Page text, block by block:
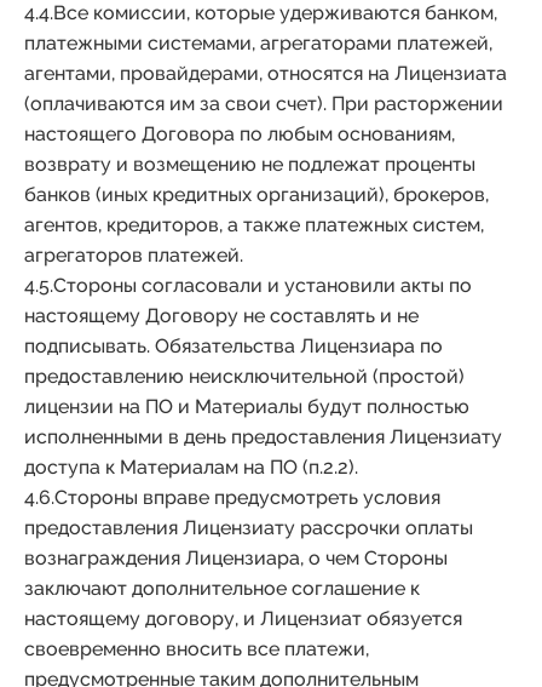
4.4.Все комиссии, которые удерживаются банком,
платежными системами, агрегаторами платежей,
агентами, провайдерами, относятся на Лицензиата
(оплачиваются им за свои счет). При расторжении
настоящего Договора по любым основаниям,
возврату и возмещению не подлежат проценты
банков (иных кредитных организаций), брокеров,
агентов, кредиторов, а также платежных систем,
агрегаторов платежей.
4.5.Стороны согласовали и установили акты по
настоящему Договору не составлять и не
подписывать. Обязательства Лицензиара по
предоставлению неисключительной (простой)
лицензии на ПО и Материалы будут полностью
исполненными в день предоставления Лицензиату
доступа к Материалам на ПО (п.2.2).
4.6.Стороны вправе предусмотреть условия
предоставления Лицензиату рассрочки оплаты
вознаграждения Лицензиара, о чем Стороны
заключают дополнительное соглашение к
настоящему договору, и Лицензиат обязуется
своевременно вносить все платежи,
предусмотренные таким дополнительным